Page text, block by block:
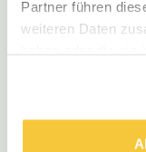
Partner führen
weiteren Daten